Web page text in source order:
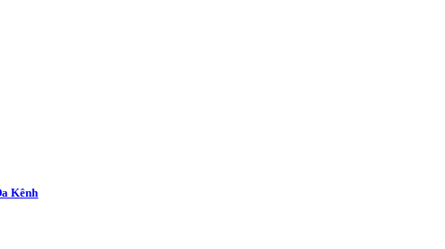
Kênh